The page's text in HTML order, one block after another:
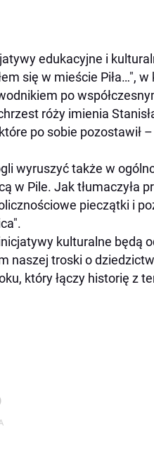
edukacyjne i
się w mieście Piła…", w
po
róży imienia
po sobie pozostawił –
wyruszyć także w
w Pile. Jak tłumaczyła
pieczątki i
kulturalne będą
naszej troski o
który łączy historię z